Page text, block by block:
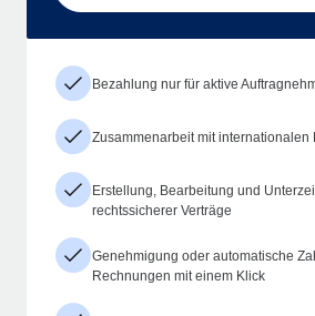
Bezahlung nur für aktive
Zusammenarbeit mit internationalen
Erstellung, Bearbeitung und
rechtssicherer Verträge
Genehmigung oder automatische
Rechnungen mit einem Klick